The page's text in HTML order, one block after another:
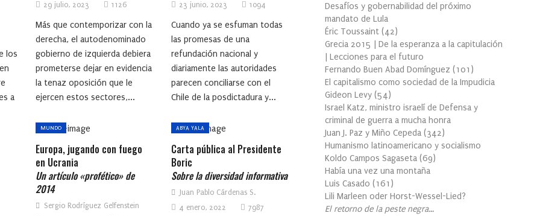
los
a
29 julio, 2023
1126
Más que contemporizar con la
derecha, el autodenominado
gobierno de izquierda debiera
prometerse dejar en evidencia
la tenaz oposición que le
ejercen estos sectores,...
23 junio, 2023
1094
Cuando ya se esfuman todas
las promesas de una
refundación nacional y
diariamente las autoridades
parecen conciliarse con el
Chile de la posdictadura y...
MUNDO
Europa, jugando con fuego
en Ucrania
Un artículo «profético» de
2014
Sergio Rodríguez Gelfenstein
ABYA YALA
Carta pública al Presidente
Boric
Sobre la diversidad informativa
Juan Pablo Cárdenas S.
4 enero, 2022
7987
Desafíos y gobernabilidad del próximo
mandato de Lula
Éric Toussaint (42)
Grecia 2015 | De la esperanza a la capitulación
| Lecciones para el futuro
Fernando Buen Abad Domínguez (101 )
El capitalismo como sociedad de la Impudicia
Gideon Levy (54)
Israel Katz, ministro israelí de Defensa y
criminal de guerra a mucha honra
Juan J. Paz y Miño Cepeda (342)
Humanismo latinoamericano y socialismo
Koldo Campos Sagaseta (69)
Había una vez una montaña
Luis Casado (161 )
Lili Marleen oder Horst-Wessel-Lied?
El retorno de la peste negra…